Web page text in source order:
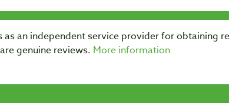
as an independent service provider for obtaining
genuine reviews. More information